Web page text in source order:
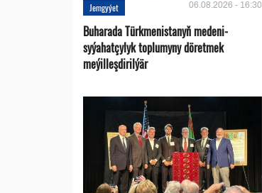
Jemgyýet 06.08.2026 - 16:30
Buharada Türkmenistanyň medeni-
syýahatçylyk toplumyny döretmek
meýilleşdirilýär